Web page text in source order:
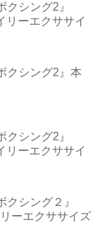
クシング2』
リーエクササイ
クシング2』本
クシング2』
リーエクササイ
クシング２』
ーエクササイズ